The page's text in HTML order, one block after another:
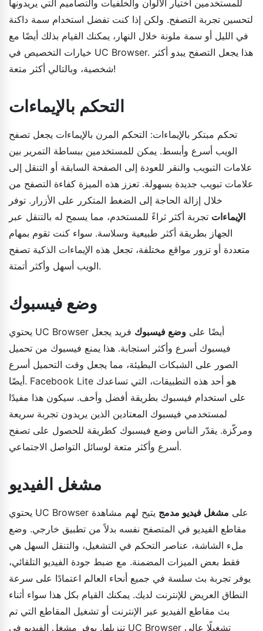
للمستخدمين اختيار الألوان والخلفيات والتصاميم التي يريدونها
لتحسين تجربة التصفح. ولكن إذا كنت تفضل استخدام سمة داكنة
في الليل أو سمة ملونة خلال النهار، يمكنك القيام بذلك أيضًا مع
خيارات التخصيص في UC Browser. هذا يجعل التصفح يبدو أكثر
شخصية، وبالتالي أكثر متعة!
التحكم بالإيماءات
تحكم مبتكر بالإيماءات: التحكم المرن بالإيماءات يجعل تصفح
الويب أسرع وأبسط. يمكن للمستخدمين ببساطة التمرير بين
علامات التبويب والنقر للعودة إلى الصفحة السابقة أو التنقل إلى
علامات تبويب جديدة بسهولة. تعزز هذه الميزة كفاءة التصفح من
خلال إزالة الحاجة إلى الضغط المتكرر على الأزرار. توفر
الإيماءات تجربة أكثر ثراءً للمستخدم، مما يسمح له بالتنقل عبر
الجهاز بطريقة أكثر طبيعية وسلاسة. سواء كنت تقوم بمهام
متعددة أو تزور مواقع مختلفة، تجعل هذه الإيماءات الذكية تصفح
الويب أسهل وأكثر أتمتة.
وضع فيسبوك
يحتوي UC Browser أيضًا على وضع فيسبوك فريد يجعل
فيسبوك أسرع وأكثر استجابة. هذا يمنع فيسبوك من تحميل
الصور على الشبكات البطيئة، مما يجعل وقت التحميل أسرع
أيضًا. Facebook Lite هو أحد هذه التطبيقات، التي تساعدك
على استخدام فيسبوك بطريقة أفضل وأخف. سيكون هذا مفيدًا
لمستخدمي فيسبوك المعتادين الذين يريدون تجربة سريعة
ومركّزة. يقدّر الناس وضع فيسبوك كطريقة للحصول على تصفح
أسرع وأكثر متعة لوسائل التواصل الاجتماعي.
مشغل الفيديو
يحتوي UC Browser على مشغل فيديو مدمج يتيح لهم مشاهدة
مقاطع الفيديو في المتصفح نفسه بدلاً من تطبيق خارجي. وضع
ملء الشاشة، عناصر التحكم في التشغيل، والتنقل السهل هي
فقط بعض الميزات المضمنة. مع ضبط جودة الفيديو التلقائي،
يوفر تجربة بث سلسة في جميع أنحاء العالم اعتمادًا على سرعة
النطاق العريض للإنترنت لديك. يمكنك القيام بكل هذا سواء أثناء
بث مقاطع الفيديو عبر الإنترنت أو تشغيل المقاطع التي تم
تنزيلها. يوفر مشغل الفيديو في UC Browser تشغيلًا عالي